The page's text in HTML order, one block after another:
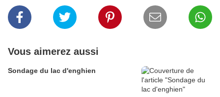
Vous aimerez aussi
Sondage du lac d'enghien